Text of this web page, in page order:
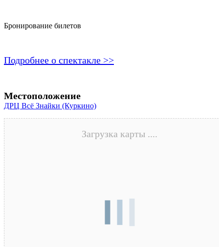
Бронирование билетов
Подробнее о спектакле >>
Местоположение
ДРЦ Всё Знайки (Куркино)
Загрузка карты ....